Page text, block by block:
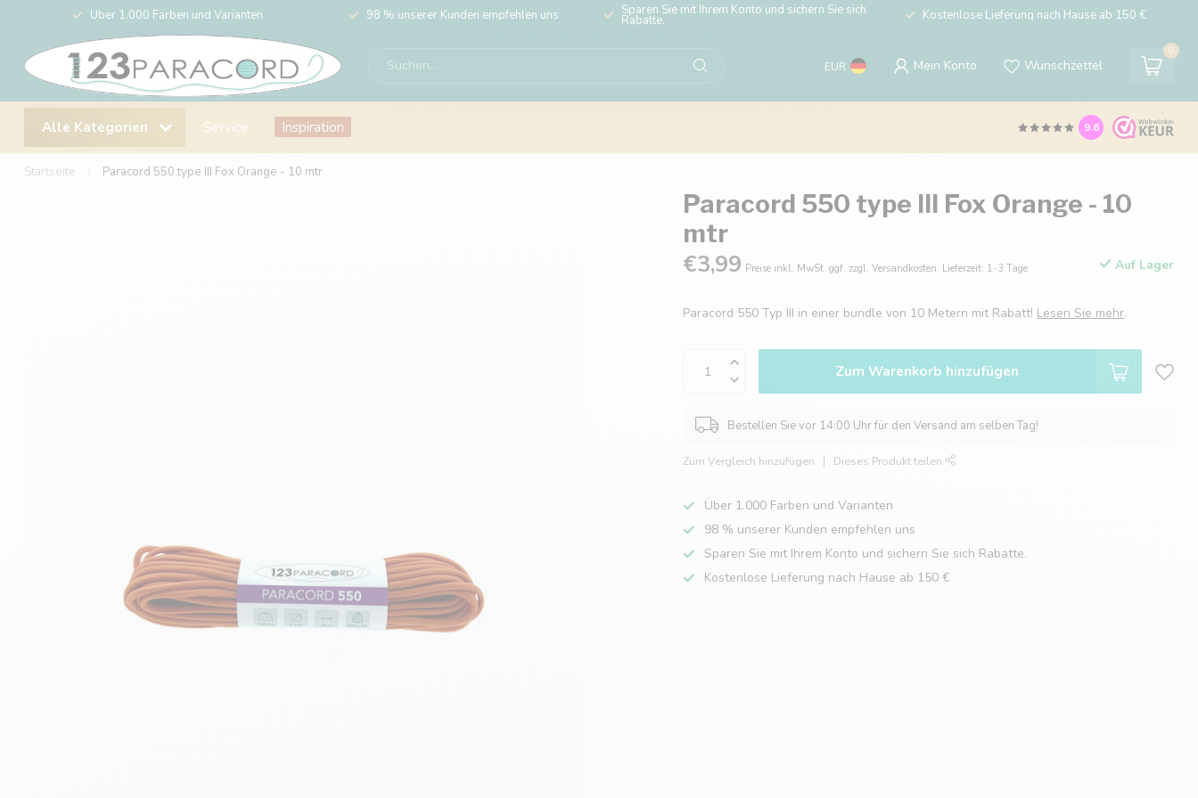
Über 1.000 Farben und Varianten 98 % unserer Kunden empfehlen uns Sparen Sie mit Ihrem Konto und sichern Sie sich
Rabatte. Kostenlose Lieferung nach Hause ab 150 €
EUR Mein Konto Wunschzettel
0
Alle Kategorien Service Inspiration 9.6
Startseite Paracord 550 type III Fox Orange - 10 mtr
Paracord 550 type III Fox Orange - 10
mtr
€3,99 Preise inkl. MwSt. ggf. zzgl. Versandkosten. Lieferzeit: 1-3 Tage Auf Lager
Paracord 550 Typ III in einer bundle von 10 Metern mit Rabatt! Lesen Sie mehr.
Zum Warenkorb hinzufügen
Bestellen Sie vor 14:00 Uhr für den Versand am selben Tag!
Zum Vergleich hinzufügen Dieses Produkt teilen
Über 1.000 Farben und Varianten
98 % unserer Kunden empfehlen uns
Sparen Sie mit Ihrem Konto und sichern Sie sich Rabatte.
Kostenlose Lieferung nach Hause ab 150 €